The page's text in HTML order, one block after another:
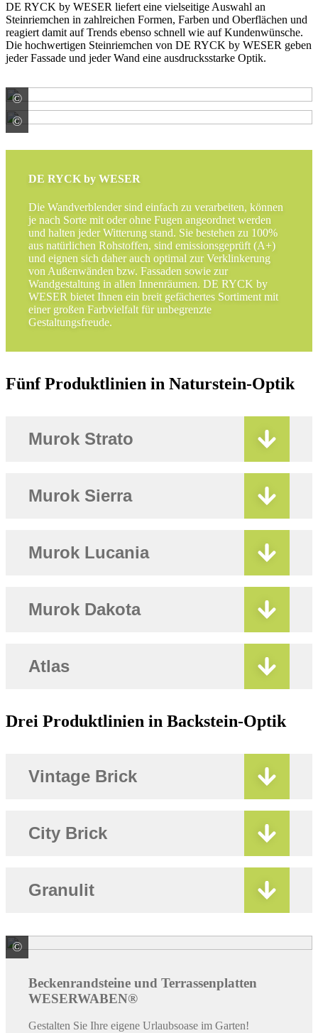
DE RYCK by WESER liefert eine vielseitige Auswahl an
Steinriemchen in zahlreichen Formen, Farben und Oberflächen und
reagiert damit auf Trends ebenso schnell wie auf Kundenwünsche.
Die hochwertigen Steinriemchen von DE RYCK by WESER geben
jeder Fassade und jeder Wand eine ausdrucksstarke Optik.
© WESER Bauelemente-Werk GmbH WESERWABEN
© WESER Bauelemente-Werk GmbH WESERWABEN
DE RYCK by WESER
Die Wandverblender sind einfach zu verarbeiten, können
je nach Sorte mit oder ohne Fugen angeordnet werden
und halten jeder Witterung stand. Sie bestehen zu 100%
aus natürlichen Rohstoffen, sind emissionsgeprüft (A+)
und eignen sich daher auch optimal zur Verklinkerung
von Außenwänden bzw. Fassaden sowie zur
Wandgestaltung in allen Innenräumen. DE RYCK by
WESER bietet Ihnen ein breit gefächertes Sortiment mit
einer großen Farbvielfalt für unbegrenzte
Gestaltungsfreude.
Fünf Produktlinien in Naturstein-Optik
Murok Strato
Murok Sierra
Murok Lucania
Murok Dakota
Atlas
Drei Produktlinien in Backstein-Optik
Vintage Brick
City Brick
Granulit
© WESER Bauelemente-Werk GmbH WESERWABEN
Beckenrandsteine und Terrassenplatten
WESERWABEN®
Gestalten Sie Ihre eigene Urlaubsoase im Garten!